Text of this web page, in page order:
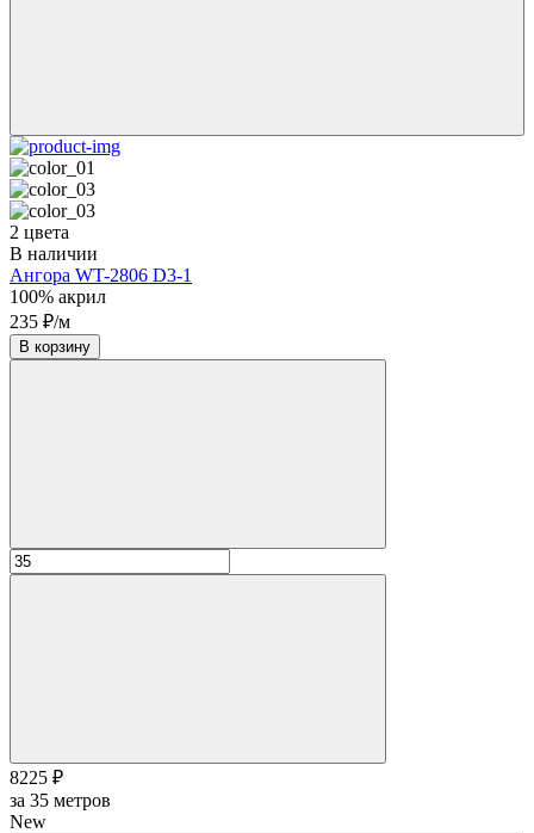
2 цвета
В наличии
Ангора WT-2806 D3-1
100% акрил
235 ₽/м
В корзину
8225 ₽
за 35 метров
New